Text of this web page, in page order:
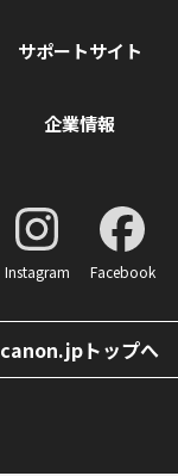
サポートサイト
企業情報
Instagram Facebook
canon.jpトップへ